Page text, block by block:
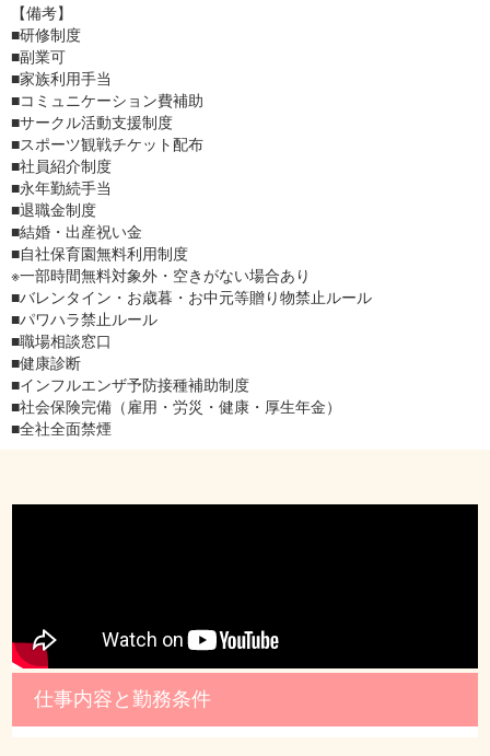
【備考】
■研修制度
■副業可
■家族利用手当
■コミュニケーション費補助
■サークル活動支援制度
■スポーツ観戦チケット配布
■社員紹介制度
■永年勤続手当
■退職金制度
■結婚・出産祝い金
■自社保育園無料利用制度
※一部時間無料対象外・空きがない場合あり
■バレンタイン・お歳暮・お中元等贈り物禁止ルール
■パワハラ禁止ルール
■職場相談窓口
■健康診断
■インフルエンザ予防接種補助制度
■社会保険完備（雇用・労災・健康・厚生年金）
■全社全面禁煙
仕事内容と勤務条件